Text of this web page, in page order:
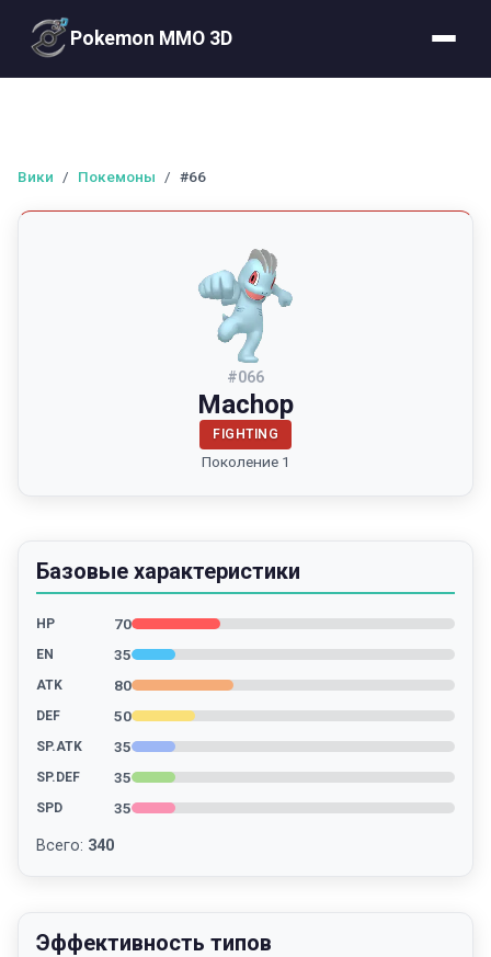
Pokemon MMO 3D
Вики / Покемоны / #66
#066
Machop
FIGHTING
Поколение 1
Базовые характеристики
HP 70
EN 35
ATK 80
DEF 50
SP.ATK 35
SP.DEF 35
SPD 35
Всего: 340
Эффективность типов